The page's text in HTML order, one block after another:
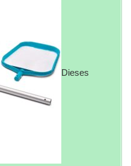
Dieses